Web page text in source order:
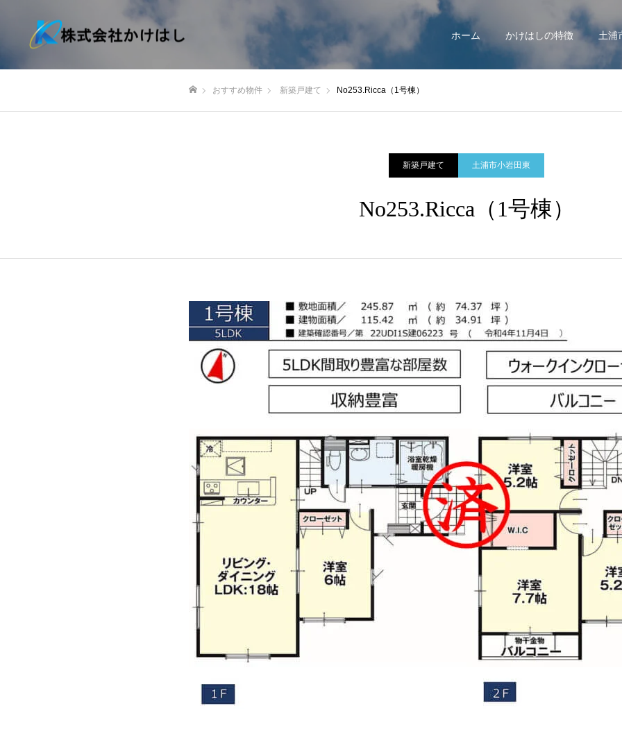
ホーム かけはしの特徴 土浦
おすすめ物件 新築戸建て No253.Ricca（1号棟）
新築戸建て 土浦市小岩田東
No253.Ricca（1号棟）